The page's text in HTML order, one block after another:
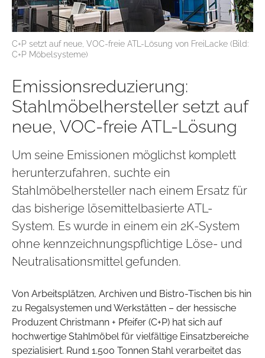
C+P setzt auf neue, VOC-freie ATL-Lösung von FreiLacke (Bild:
C+P Möbelsysteme)
Emissionsreduzierung:
Stahlmöbelhersteller setzt auf
neue, VOC-freie ATL-Lösung
Um seine Emissionen möglichst komplett
herunterzufahren, suchte ein
Stahlmöbelhersteller nach einem Ersatz für
das bisherige lösemittelbasierte ATL-
System. Es wurde in einem ein 2K-System
ohne kennzeichnungspflichtige Löse- und
Neutralisationsmittel gefunden.
Von Arbeitsplätzen, Archiven und Bistro-Tischen bis hin
zu Regalsystemen und Werkstätten – der hessische
Produzent Christmann + Pfeifer (C+P) hat sich auf
hochwertige Stahlmöbel für vielfältige Einsatzbereiche
spezialisiert. Rund 1.500 Tonnen Stahl verarbeitet das